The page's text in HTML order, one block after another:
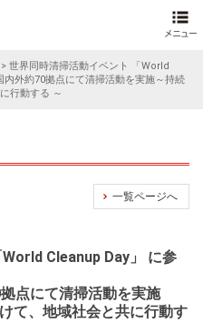
> 世界同時清掃活動イベント 「World
外約70拠点にて清掃活動を実施～持続
行動する ～
一覧ページへ
Cleanup Day」 に参
点にて清掃活動を実施
て、地域社会と共に行動す